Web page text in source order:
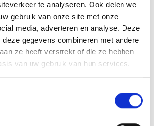
te analyseren. Ook delen we
gebruik van onze site met onze
media, adverteren en analyse. Deze
deze gegevens combineren met andere
ze heeft verstrekt of die ze hebben
van uw gebruik van hun services.
thuisfitness